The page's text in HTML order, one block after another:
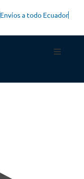
Envíos a todo Ecuador